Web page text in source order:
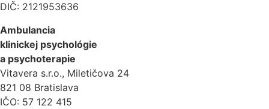
DIČ: 2121953636
Ambulancia
klinickej psychológie
a psychoterapie
Vitavera s.r.o., Miletičova 24
821 08 Bratislava
IČO: 57 122 415